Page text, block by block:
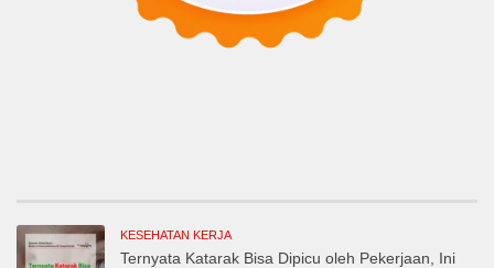
KESEHATAN KERJA
Ternyata Katarak Bisa Dipicu oleh Pekerjaan, Ini